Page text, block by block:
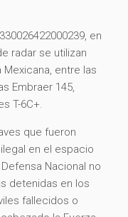
en
radar se utilizan
entre las
Embraer 145,
T-6C+.
que fueron
en el espacio
Nacional no
detenidas en los
fallecidos o